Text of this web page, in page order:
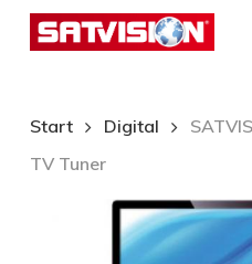
Skip
content
Start Digital
TV Tuner